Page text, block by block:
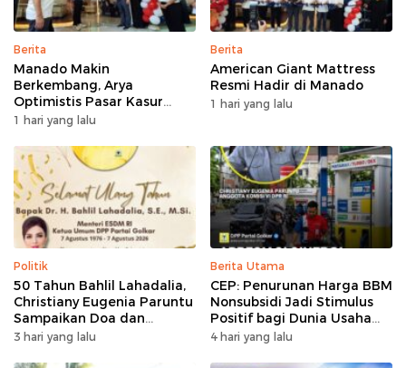
Berita
Manado Makin
Berkembang, Arya
Optimistis Pasar Kasur
Premium Tumbuh
1 hari yang lalu
Berita
American Giant Mattress
Resmi Hadir di Manado
1 hari yang lalu
Politik
50 Tahun Bahlil Lahadalia,
Christiany Eugenia Paruntu
Sampaikan Doa dan
Harapan
3 hari yang lalu
Berita Utama
CEP: Penurunan Harga BBM
Nonsubsidi Jadi Stimulus
Positif bagi Dunia Usaha
dan Pertumbuhan Ekonomi
4 hari yang lalu